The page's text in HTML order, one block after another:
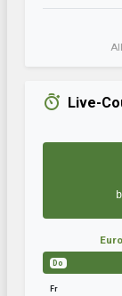
Live-
Do
Fr